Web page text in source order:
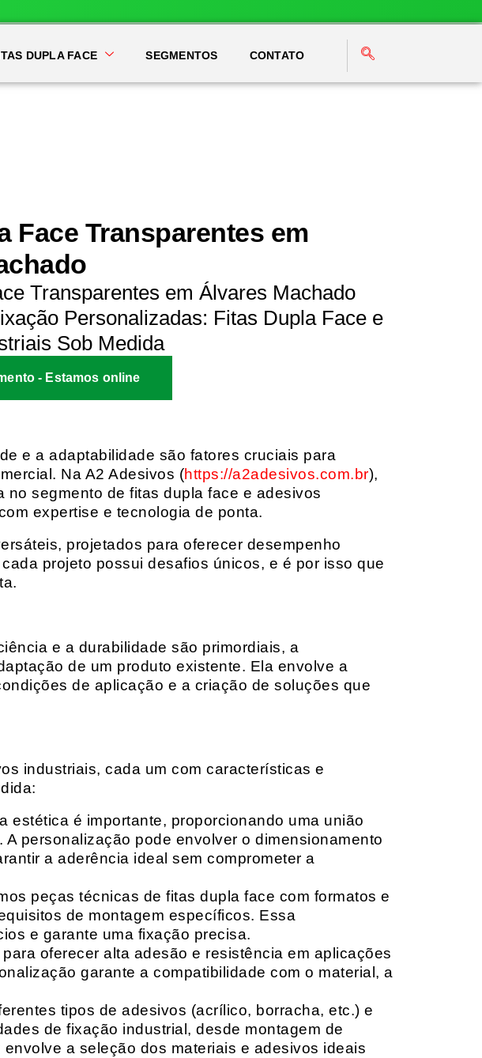
DUPLA FACE SEGMENTOS CONTATO
Face Transparentes em
Transparentes em Álvares Machado
Personalizadas: Fitas Dupla Face e
Sob Medida
- Estamos online
e a adaptabilidade são fatores cruciais para
Na A2 Adesivos (https://a2adesivos.com.br),
segmento de fitas dupla face e adesivos
expertise e tecnologia de ponta.
projetados para oferecer desempenho
projeto possui desafios únicos, e é por isso que
e a durabilidade são primordiais, a
de um produto existente. Ela envolve a
de aplicação e a criação de soluções que
industriais, cada um com características e
estética é importante, proporcionando uma união
personalização pode envolver o dimensionamento
a aderência ideal sem comprometer a
peças técnicas de fitas dupla face com formatos e
de montagem específicos. Essa
e garante uma fixação precisa.
oferecer alta adesão e resistência em aplicações
garante a compatibilidade com o material, a
tipos de adesivos (acrílico, borracha, etc.) e
de fixação industrial, desde montagem de
a seleção dos materiais e adesivos ideais